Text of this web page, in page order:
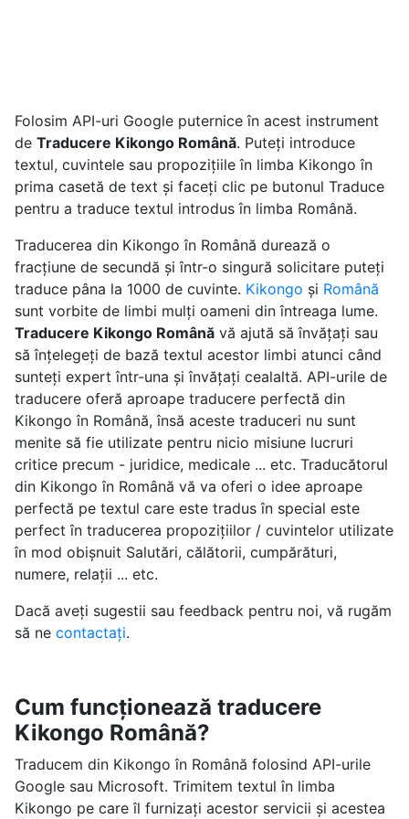
Folosim API-uri Google puternice în acest instrument
de Traducere Kikongo Română. Puteți introduce
textul, cuvintele sau propozițiile în limba Kikongo în
prima casetă de text și faceți clic pe butonul Traduce
pentru a traduce textul introdus în limba Română.
Traducerea din Kikongo în Română durează o
fracțiune de secundă și într-o singură solicitare puteți
traduce pâna la 1000 de cuvinte. Kikongo și Română
sunt vorbite de limbi mulți oameni din întreaga lume.
Traducere Kikongo Românăvă ajută să învățați sau
să înțelegeți de bază textul acestor limbi atunci când
sunteți expert într-una și învățați cealaltă. API-urile de
traducere oferă aproape traducere perfectă din
Kikongo în Română, însă aceste traduceri nu sunt
menite să fie utilizate pentru nicio misiune lucruri
critice precum - juridice, medicale ... etc. Traducătorul
din Kikongo în Română vă va oferi o idee aproape
perfectă pe textul care este tradus în special este
perfect în traducerea propozițiilor / cuvintelor utilizate
în mod obișnuit Salutări, călătorii, cumpărături,
numere, relații ... etc.
Dacă aveți sugestii sau feedback pentru noi, vă rugăm
să ne contactați.
Cum funcționează traducere
Kikongo Română?
Traducem din Kikongo în Română folosind API-urile
Google sau Microsoft. Trimitem textul în limba
Kikongo pe care îl furnizați acestor servicii și acestea